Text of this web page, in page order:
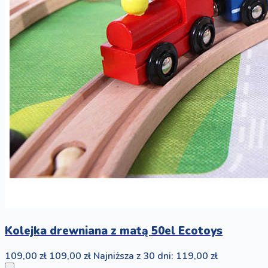
Kolejka drewniana z matą 50el Ecotoys
109,00 zł 109,00 zł Najniższa z 30 dni: 119,00 zł